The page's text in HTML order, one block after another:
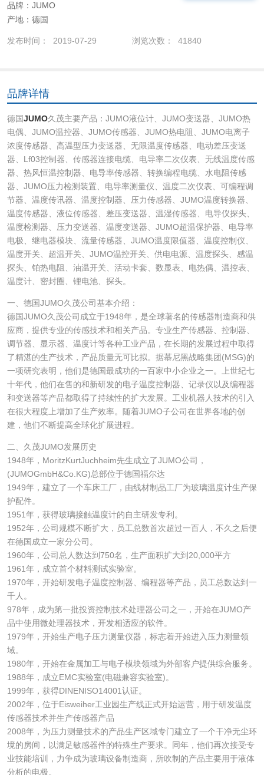
品牌：JUMO
产地：德国
发布时间： 2019-07-29 浏览次数： 41840
品牌详情
德国JUMO久茂主要产品：JUMO液位计、JUMO变送器、JUMO热
电偶、JUMO温控器、JUMO传感器、JUMO热电阻、JUMO电离子
浓度传感器、高温型压力变送器、无限温度传感器、电动差压变送
器、Lf03控制器、传感器连接电缆、电导率二次仪表、无线温度传感
器、热风恒温控制器、电导率传感器、转换编程电缆、水电阻传感
器、JUMO压力检测装置、电导率测量仪、温度二次仪表、可编程调
节器、温度传讯器、温度控制器、压力传感器、JUMO温度转换器、
温度传感器、液位传感器、差压变送器、温湿传感器、电导仪探头、
温度检测器、压力变送器、温度变送器、JUMO超温保护器、电导率
电极、继电器模块、流量传感器、JUMO温度限值器、温度控制仪、
温度开关、超温开关、JUMO温控开关、供电电源、温度探头、感温
探头、铂热电阻、油温开关、活动卡套、数显表、电热偶、温控表、
温度计、密封圈、锂电池、探头。
一、德国JUMO久茂公司基本介绍：
德国JUMO久茂公司成立于1948年，是全球著名的传感器制造商和供
应商，提供专业的传感技术和相关产品。专业生产传感器、控制器、
调节器、显示器、温度计等各种工业产品，在长期的发展过程中取得
了精湛的生产技术，产品质量无可比拟。据慕尼黑战略集团(MSG)的
一项研究表明，他们是德国最成功的一百家中小企业之一。上世纪七
十年代，他们在售的和新研发的电子温度控制器、记录仪以及编程器
和变送器等产品都取得了持续性的扩大发展。工业机器人技术的引入
在很大程度上增加了生产效率。随着JUMO子公司在世界各地的创
建，他们不断提高全球化扩展进程。
二、久茂JUMO发展历史
1948年，MoritzKurtJuchheim先生成立了JUMO公司，
(JUMOGmbH&Co.KG)总部位于德国福尔达
1949年，建立了一个车床工厂，由线材制品工厂为玻璃温度计生产保
护配件。
1951年，获得玻璃接触温度计的自主研发专利。
1952年，公司规模不断扩大，员工总数首次超过一百人，不久之后便
在德国成立一家分公司。
1960年，公司总人数达到750名，生产面积扩大到20,000平方
1961年，成立首个材料测试实验室。
1970年，开始研发电子温度控制器、编程器等产品，员工总数达到一
千人。
978年，成为第一批投资控制技术处理器公司之一，开始在JUMO产
品中使用微处理器技术，开发相适应的软件。
1979年，开始生产电子压力测量仪器，标志着开始进入压力测量领
域。
1980年，开始在金属加工与电子模块领域为外部客户提供综合服务。
1988年，成立EMC实验室(电磁兼容实验室)。
1999年，获得DINENISO14001认证。
2002年，位于Eisweiher工业园生产线正式开始运营，用于研发温度
传感器技术并生产传感器产品
2008年，为压力测量技术的产品生产区域专门建立了一个干净无尘环
境的房间，以满足敏感器件的特殊生产要求。同年，他们再次接受专
业技能培训，力争成为玻璃设备制造商，所吹制的产品主要用于液体
分析的电极。